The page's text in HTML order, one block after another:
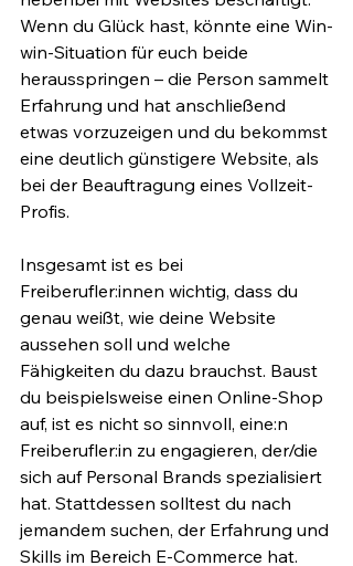
Wenn du Glück hast, könnte eine Win-
win-Situation für euch beide
herausspringen – die Person sammelt
Erfahrung und hat anschließend
etwas vorzuzeigen und du bekommst
eine deutlich günstigere Website, als
bei der Beauftragung eines Vollzeit-
Profis.
Insgesamt ist es bei
Freiberufler:innen wichtig, dass du
genau weißt, wie deine Website
aussehen soll und welche
Fähigkeiten du dazu brauchst. Baust
du beispielsweise einen Online-Shop
auf, ist es nicht so sinnvoll, eine:n
Freiberufler:in zu engagieren, der/die
sich auf Personal Brands spezialisiert
hat. Stattdessen solltest du nach
jemandem suchen, der Erfahrung und
Skills im Bereich E-Commerce hat.